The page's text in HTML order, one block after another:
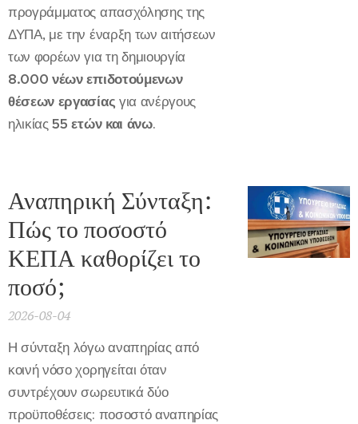
προγράμματος απασχόλησης της
ΔΥΠΑ, με την έναρξη των αιτήσεων
των φορέων για τη δημιουργία
8.000 νέων επιδοτούμενων
θέσεων εργασίας για ανέργους
ηλικίας55 ετών και άνω.
Αναπηρική Σύνταξη:
Πώς το ποσοστό
ΚΕΠΑ καθορίζει το
ποσό;
2026-08-04
Η σύνταξη λόγω αναπηρίας από
κοινή νόσο χορηγείται όταν
συντρέχουν σωρευτικά δύο
προϋποθέσεις: ποσοστό αναπηρίας